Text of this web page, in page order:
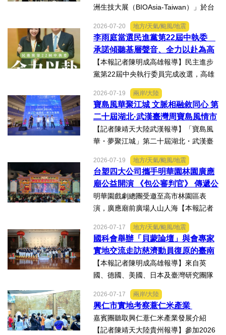
洲生技大展（BIOAsia-Taiwan）」於台
北南港展覽館盛大登場，輔英科技大學
研發長葉耀宗率團隊以「健康一體．精
準未來」為主題參展，展現產學合作夥
伴展示精準健康、生物科...
2026-07-20 地方/天氣/颱風/地震
李雨庭當選民進黨第22屆中執委
承諾傾聽基層聲音、全力以赴為高
雄與台灣努力
【本報記者陳明成高雄報導】民主進步
黨第22屆中央執行委員完成改選，高雄
市議員李雨庭順利當選中執委。李雨庭
表示，能夠獲得黨內同志的肯定與支
持，深感榮幸，也肩負更重大的責任，
未來將秉持初心，做好黨與地...
2026-07-19 兩岸/大陸
寶島風華聚江城 文脈相融敘同心 第
二十屆湖北·武漢臺灣周寶島風情市
集暨文化交流之夜在漢溫情上演
【記者陳靖天大陸武漢報導】「寶島風
華・夢聚江城」第二十屆湖北・武漢臺
灣周寶島風情市集暨文化交流之夜，7月
16日晚上在武漢武商夢時代一樓中庭溫
情上演，歌聲文脈聯結兩地，這場融美
食、文創、歌舞、匠人分享...
2026-07-19 地方/天氣/颱風/地震
台塑四大公司攜手明華園林園廣應
廟公益開演 《包公審判官》 傳遞公
義與自省精神
明華園戲劇總團受邀至高市林園區表
演，廣應廟前廣場人山人海【本報記者
陳明成高雄報導】台塑、南亞、台化及
台塑石化等四大公司邀請由當家小生孫
翠鳳領軍的明華園戲劇總團，周末晚在
高雄市林園區廣應廟公益演...
2026-07-17 地方/天氣/颱風/地震
國科會舉辦「貝蒙論壇」與會專家
實地交流走訪慈濟動員復原的臺南
楠西地震及丹娜絲風災區
【本報記者陳明成高雄報導】來自英
國、德國、美國、日本及臺灣研究團隊
及國際評審專家所參與為期四天，由國
科會舉辦的「貝蒙論壇」，實地交流活
動走訪臺南楠西地震及丹娜絲風災區，
慈濟動員資金與萬人次的復原...
2026-07-17 兩岸/大陸
興仁市實地考察薏仁米產業
嘉賓團聽取興仁薏仁米產業發展介紹
【記者陳靖天大陸貴州報導】參加2026